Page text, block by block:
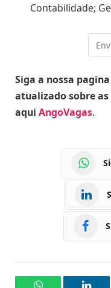
Contabilidade;
Siga a nossa
atualizado sobre
aqui AngoVagas.